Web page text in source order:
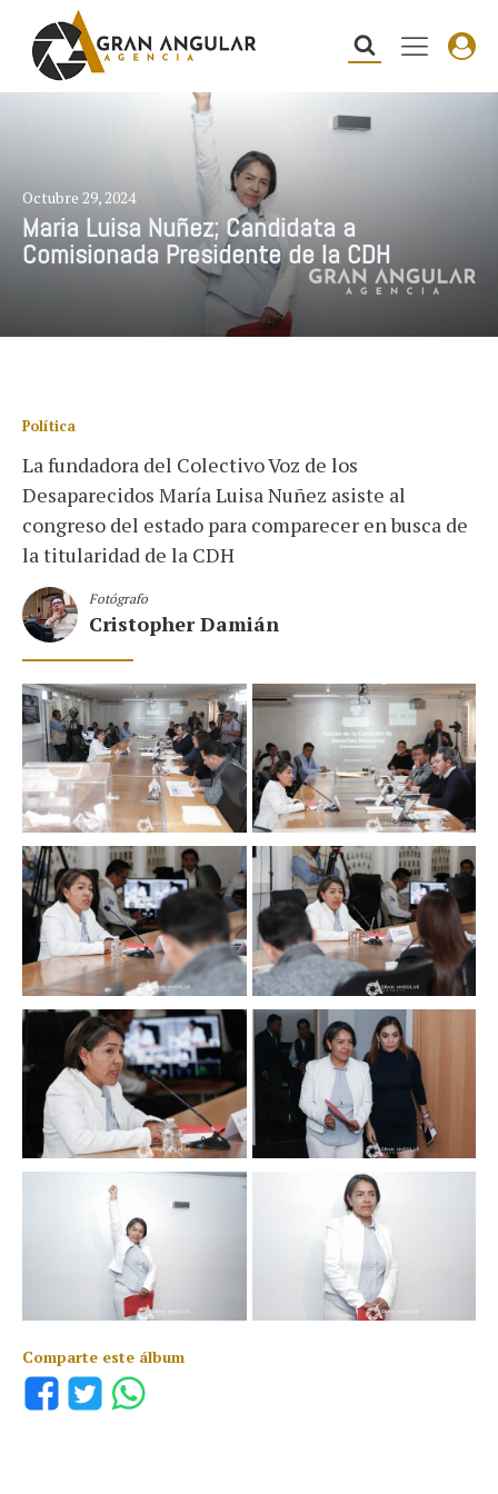
Octubre 29, 2024
Maria Luisa Nuñez; Candidata a
Comisionada Presidente de la CDH
Política
La fundadora del Colectivo Voz de los
Desaparecidos María Luisa Nuñez asiste al
congreso del estado para comparecer en busca de
la titularidad de la CDH
Fotógrafo
Cristopher Damián
Comparte este álbum